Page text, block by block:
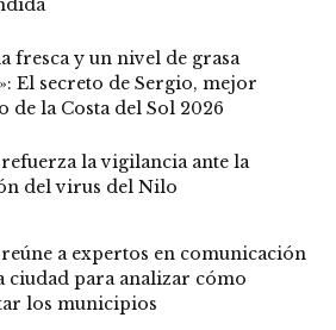
fresca y un nivel de grasa
El secreto de Sergio, mejor
de la Costa del Sol 2026
la vigilancia ante la
del virus del Nilo
a expertos en comunicación
ciudad para analizar cómo
los municipios